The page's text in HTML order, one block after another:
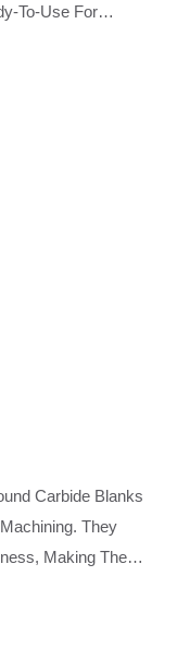
To-Use For
Carbide Blanks
They
Making Them